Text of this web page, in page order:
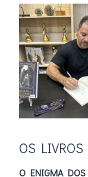
OS LIVROS
O ENIGMA DOS